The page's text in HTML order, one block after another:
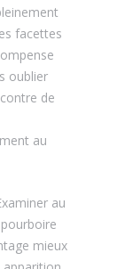
facettes
oublier
de
au
au
mieux